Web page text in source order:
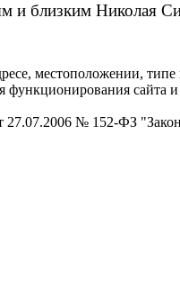
и близким Николая
местоположении,
функционирования сайта
27.07.2006 № 152-ФЗ